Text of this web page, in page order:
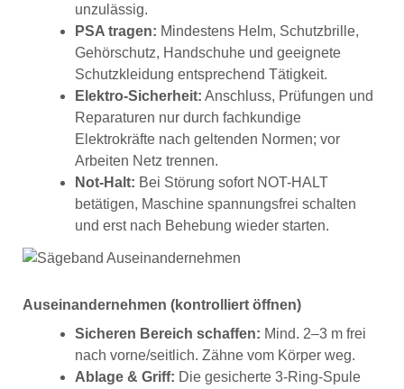
unzulässig.
PSA tragen: Mindestens Helm, Schutzbrille,
Gehörschutz, Handschuhe und geeignete
Schutzkleidung entsprechend Tätigkeit.
Elektro-Sicherheit: Anschluss, Prüfungen und
Reparaturen nur durch fachkundige
Elektrokräfte nach geltenden Normen; vor
Arbeiten Netz trennen.
Not-Halt: Bei Störung sofort NOT-HALT
betätigen, Maschine spannungsfrei schalten
und erst nach Behebung wieder starten.
Auseinandernehmen (kontrolliert öffnen)
Sicheren Bereich schaffen: Mind. 2–3 m frei
nach vorne/seitlich. Zähne vom Körper weg.
Ablage & Griff: Die gesicherte 3-Ring-Spule